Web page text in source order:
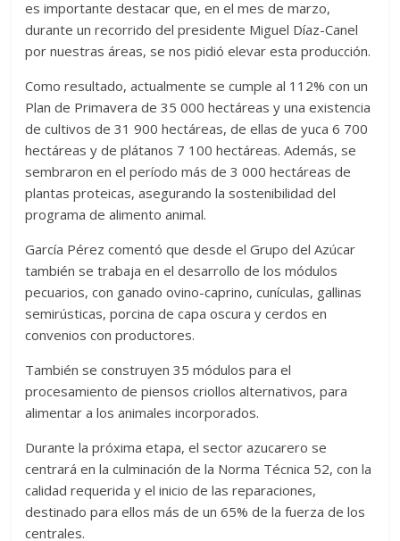
es importante destacar que, en el mes de marzo,
durante un recorrido del presidente Miguel Díaz-Canel
por nuestras áreas, se nos pidió elevar esta producción.
Como resultado, actualmente se cumple al 112% con un
Plan de Primavera de 35 000 hectáreas y una existencia
de cultivos de 31 900 hectáreas, de ellas de yuca 6 700
hectáreas y de plátanos 7 100 hectáreas. Además, se
sembraron en el período más de 3 000 hectáreas de
plantas proteicas, asegurando la sostenibilidad del
programa de alimento animal.
García Pérez comentó que desde el Grupo del Azúcar
también se trabaja en el desarrollo de los módulos
pecuarios, con ganado ovino-caprino, cunículas, gallinas
semirústicas, porcina de capa oscura y cerdos en
convenios con productores.
También se construyen 35 módulos para el
procesamiento de piensos criollos alternativos, para
alimentar a los animales incorporados.
Durante la próxima etapa, el sector azucarero se
centrará en la culminación de la Norma Técnica 52, con la
calidad requerida y el inicio de las reparaciones,
destinado para ellos más de un 65% de la fuerza de los
centrales.